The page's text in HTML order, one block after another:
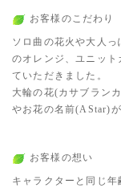
お客様のこだわり
ソロ曲の花火や大人
のオレンジ、ユニッ
ていただきました。
大輪の花(カサブラン
やお花の名前(AStar)
お客様の想い
キャラクターと同じ